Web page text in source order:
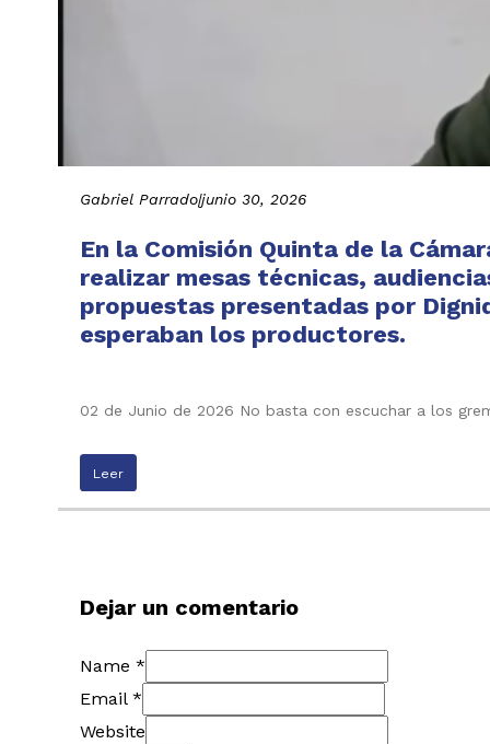
Gabriel Parrado|junio 30, 2026
En la Comisión Quinta de la
realizar mesas técnicas,
propuestas presentadas por
esperaban los productores.
02 de Junio de 2026 No basta con escuchar a los
Leer
Dejar un comentario
Name *
Email *
Website